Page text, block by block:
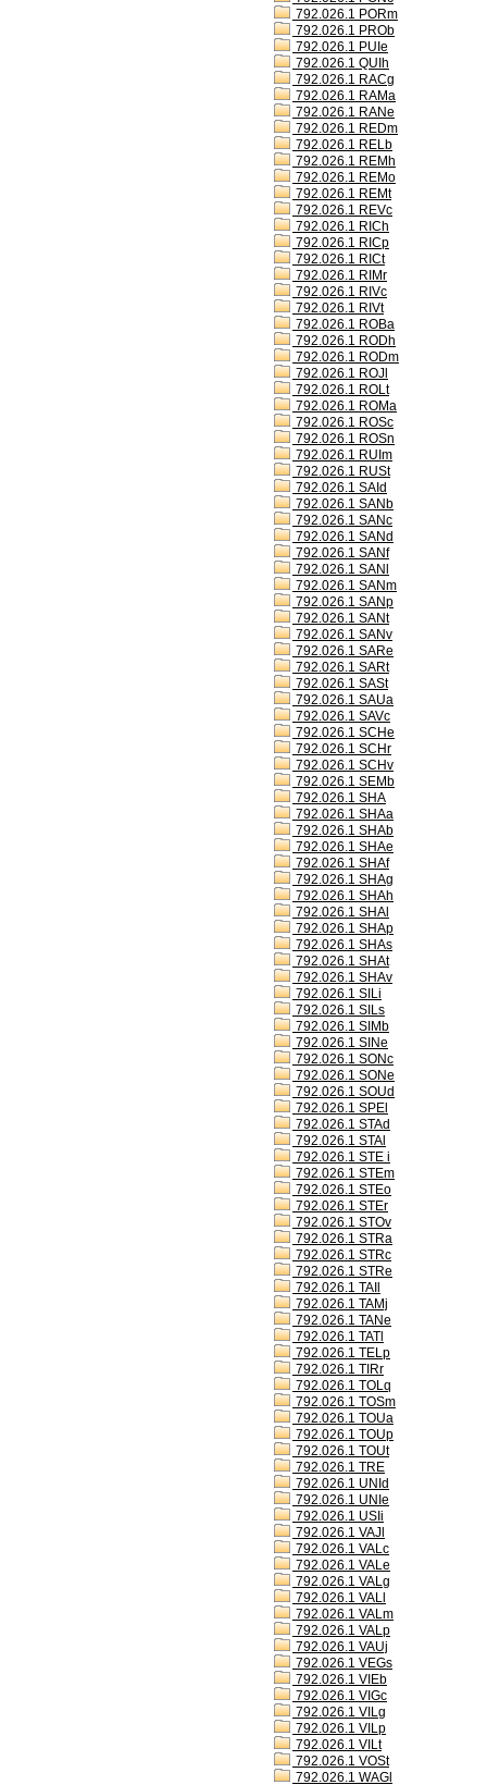
792.026.1 PORm
792.026.1 PROb
792.026.1 PUIe
792.026.1 QUIh
792.026.1 RACg
792.026.1 RAMa
792.026.1 RANe
792.026.1 REDm
792.026.1 RELb
792.026.1 REMh
792.026.1 REMo
792.026.1 REMt
792.026.1 REVc
792.026.1 RICh
792.026.1 RICp
792.026.1 RICt
792.026.1 RIMr
792.026.1 RIVc
792.026.1 RIVt
792.026.1 ROBa
792.026.1 RODh
792.026.1 RODm
792.026.1 ROJl
792.026.1 ROLt
792.026.1 ROMa
792.026.1 ROSc
792.026.1 ROSn
792.026.1 RUIm
792.026.1 RUSt
792.026.1 SAId
792.026.1 SANb
792.026.1 SANc
792.026.1 SANd
792.026.1 SANf
792.026.1 SANl
792.026.1 SANm
792.026.1 SANp
792.026.1 SANt
792.026.1 SANv
792.026.1 SARe
792.026.1 SARt
792.026.1 SASt
792.026.1 SAUa
792.026.1 SAVc
792.026.1 SCHe
792.026.1 SCHr
792.026.1 SCHv
792.026.1 SEMb
792.026.1 SHA
792.026.1 SHAa
792.026.1 SHAb
792.026.1 SHAe
792.026.1 SHAf
792.026.1 SHAg
792.026.1 SHAh
792.026.1 SHAl
792.026.1 SHAp
792.026.1 SHAs
792.026.1 SHAt
792.026.1 SHAv
792.026.1 SILi
792.026.1 SILs
792.026.1 SIMb
792.026.1 SINe
792.026.1 SONc
792.026.1 SONe
792.026.1 SOUd
792.026.1 SPEl
792.026.1 STAd
792.026.1 STAl
792.026.1 STE i
792.026.1 STEm
792.026.1 STEo
792.026.1 STEr
792.026.1 STOv
792.026.1 STRa
792.026.1 STRc
792.026.1 STRe
792.026.1 TAIl
792.026.1 TAMj
792.026.1 TANe
792.026.1 TATl
792.026.1 TELp
792.026.1 TIRr
792.026.1 TOLq
792.026.1 TOSm
792.026.1 TOUa
792.026.1 TOUp
792.026.1 TOUt
792.026.1 TRE
792.026.1 UNId
792.026.1 UNIe
792.026.1 USIi
792.026.1 VAJl
792.026.1 VALc
792.026.1 VALe
792.026.1 VALg
792.026.1 VALl
792.026.1 VALm
792.026.1 VALp
792.026.1 VAUj
792.026.1 VEGs
792.026.1 VIEb
792.026.1 VIGc
792.026.1 VILg
792.026.1 VILp
792.026.1 VILt
792.026.1 VOSt
792.026.1 WAGl